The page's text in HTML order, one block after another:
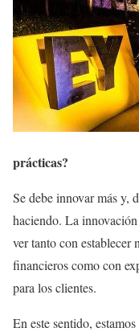
prácticas?
Se debe innovar más y,
haciendo. La
ver tanto con establecer
financieros como con
para los clientes.
En este sentido,